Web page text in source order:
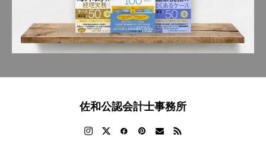
佐和公認会計士事務所